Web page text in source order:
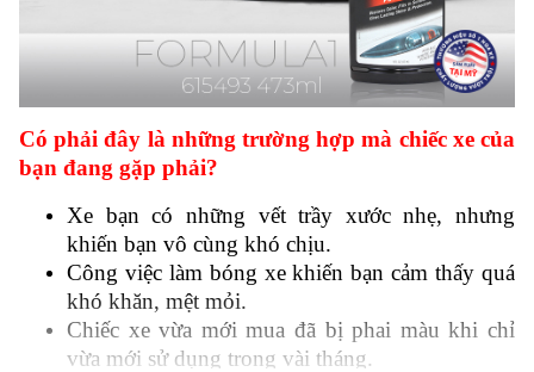
Có phải đây là những trường hợp mà chiếc xe của
bạn đang gặp phải?
Xe bạn có những vết trầy xước nhẹ, nhưng
khiến bạn vô cùng khó chịu.
Công việc làm bóng xe khiến bạn cảm thấy quá
khó khăn, mệt mỏi.
Chiếc xe vừa mới mua đã bị phai màu khi chỉ
vừa mới sử dụng trong vài tháng.